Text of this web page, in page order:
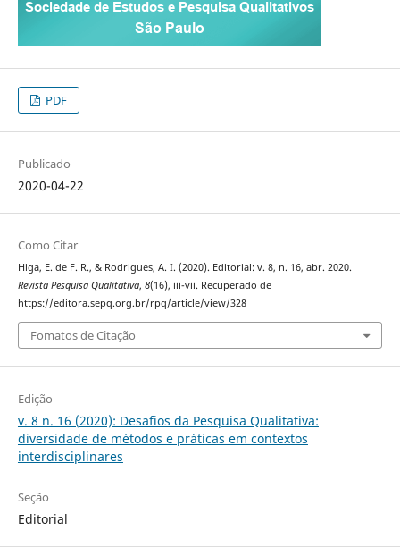
PDF
Publicado
2020-04-22
Como Citar
Higa, E. de F. R., & Rodrigues, A. I. (2020). Editorial: v. 8, n. 16, abr. 2020.
Revista Pesquisa Qualitativa, 8(16), iii-vii. Recuperado de
https://editora.sepq.org.br/rpq/article/view/328
Fomatos de Citação
Edição
v. 8 n. 16 (2020): Desafios da Pesquisa Qualitativa:
diversidade de métodos e práticas em contextos
interdisciplinares
Seção
Editorial